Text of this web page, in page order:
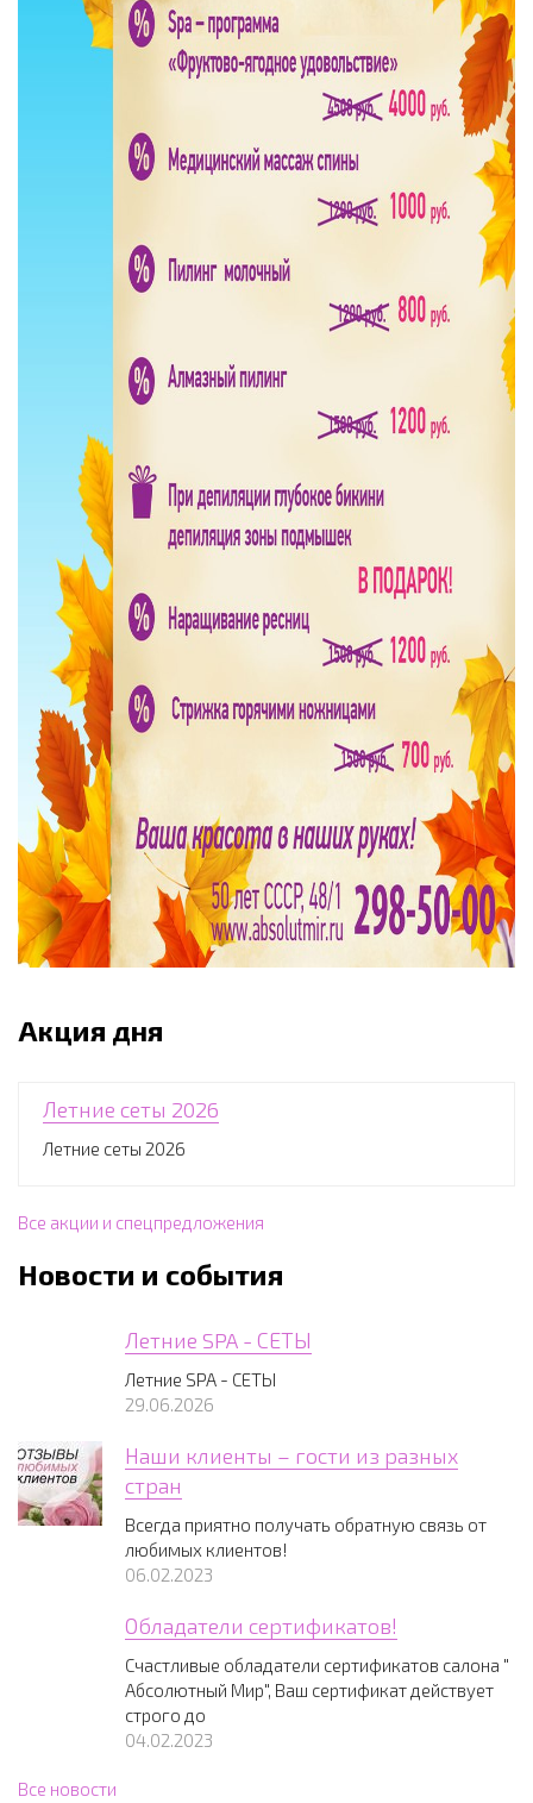
Акция дня
Летние сеты 2026
Летние сеты 2026
Все акции и спецпредложения
Новости и события
Летние SPA - СЕТЫ
Летние SPA - СЕТЫ
29.06.2026
Наши клиенты – гости из разных
стран
Всегда приятно получать обратную связь от
любимых клиентов!
06.02.2023
Обладатели сертификатов!
Счастливые обладатели сертификатов салона "
Абсолютный Мир", Ваш сертификат действует
строго до
04.02.2023
Все новости